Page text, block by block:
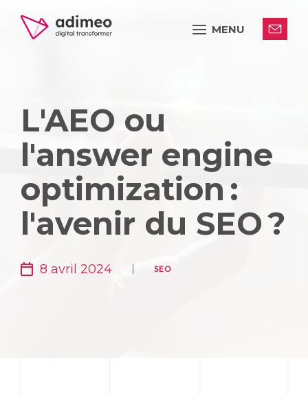
MENU
L'AEO ou
l'answer engine
optimization :
l'avenir du SEO ?
8 avril 2024 SEO